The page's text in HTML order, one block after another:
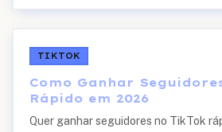
TIKTOK
Como Ganhar
Rápido em 2026
Quer ganhar seguidores no TikTok